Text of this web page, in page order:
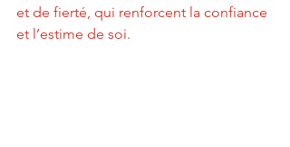
et de fierté, qui renforcent la confiance
et l’estime de soi.